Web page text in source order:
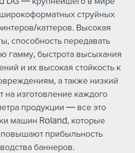
струйных
каттеров. Высокая
способность передавать
гамму, быстрота высыхания
и их высокая стойкость к
а также низкий
на изготовление каждого
продукции — все это
машин Roland, которые
повышают прибыльность
баннеров.